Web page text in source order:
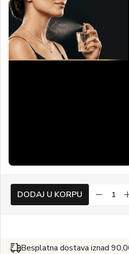
DODAJ U KORPU
Besplatna dostava iznad